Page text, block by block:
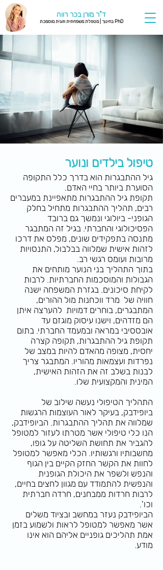
ד"ר מורן בכר רווה
PhD בחינוך | מטפלת משפחתית וזוגית מוסמכת
טיפול בילדים ונוער
גיל ההתבגרות הוא בדרך כלל התקופה
הסוערת ביותר בחיי האדם.
תקופת גיל ההתבגרות מתאפיינת במעברים
רבים, תהליך ההתבגרות מתחיל בחלק
הגופני- ביולוגי ונמשך גם ברובד
הפסיכולוגי והחברתי. בגיל זה המתבגר
מתנסה בתפקידים שונים, מפלס את דרכו
לזהות אישית שמלווה בבלבול, התנסויות
מרובות ועומס רגשי רב.
בתוך התהליך בני הנוער מותחים את
הגבולות והמוסכמות החברתיות. לרבות
לקיחת סיכונים. בגזרת המשפחה ישנה
חוויה של מרד ווכחנות מול ההורים,
המתבגרים, בוחרים דמויות להערצה איתן
הם מזדהים, וישנו עיסוק מוגזם עד
אובססיבי במראה ובמעמד החברתי. בתום
תקופת גיל ההתבגרות, תקופה קצרה
יחסית, מצופה מהאדם להיות במצב של
נפרדות ועצמאות מהוריו. המתבגר צריך
לבנות בשלב זה את הזהות האישית,
המינית והמקצועית שלו.
התהליך הטיפולי נעשה שילוב של
ביופידבק, בעיקר לאור העוצמות הרגשות
שמלווה את תהליך ההתבגרות. הביופידבק,
הנו כלי טיפולי אשר מטרתו לעזור למטופל
להגביר את תחושת השליטה על גופו,
מחשבותיו ורגשותיו. הכלי מאפשר למטופל
לחוות את הקשר החזק הקיים בין הגוף
והנפש ולשפר את היכולת הגופנית
והנפשית להתמודד עם מגוון לחצים בחיים,
לרבות חרדות ממבחנים, חרדה חברתית
וכו'.
הביופידבק נעזר במחשב ובציוד משלים
אשר מאפשר למטופל לראות ולשמוע בזמן
אמת תהליכים גופניים אליהם הוא אינו
מודע.